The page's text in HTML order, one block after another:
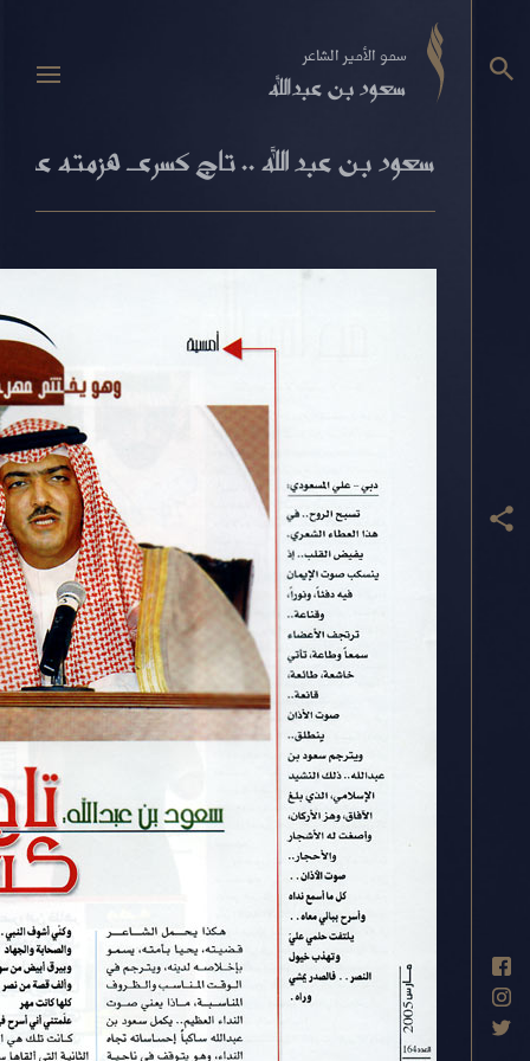
سمو الأمير الشاعر
سعود بن عبدالله
سعود بن عبد الله .. تاج كسرى هزمته